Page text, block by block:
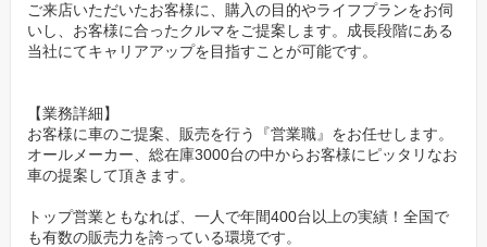
営業職経験者募集となります！
お考えの方いらっしゃいましたらご応募ください。
まずは会社説明を通して面談からの応募も大歓迎です！
ご応募お待ちしております♩
ご来店いただいたお客様に、購入の目的やライフプランをお伺
いし、お客様に合ったクルマをご提案します。成長段階にある
当社にてキャリアアップを目指すことが可能です。
【業務詳細】
お客様に車のご提案、販売を行う『営業職』をお任せします。
オールメーカー、総在庫3000台の中からお客様にピッタリなお
車の提案して頂きます。
トップ営業ともなれば、一人で年間400台以上の実績！全国で
も有数の販売力を誇っている環境です。